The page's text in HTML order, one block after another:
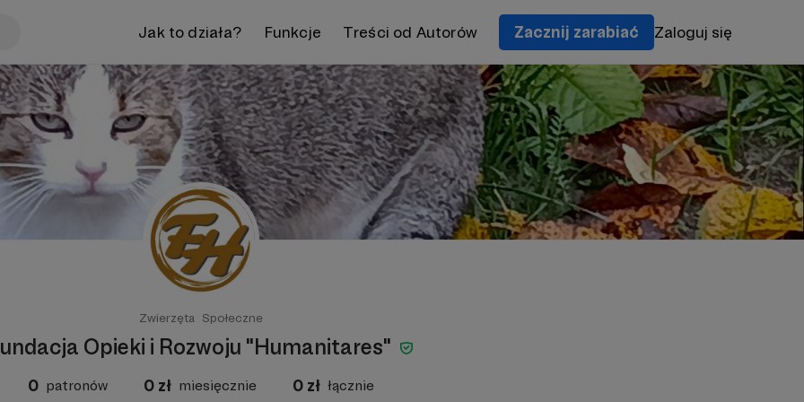
Jak to działa? Funkcje Treści od Autorów Zacznij zarabiać Zaloguj się
Zwierzęta Społeczne
Opieki i Rozwoju "Humanitares"
0 patronów 0 zł miesięcznie 0 zł łącznie